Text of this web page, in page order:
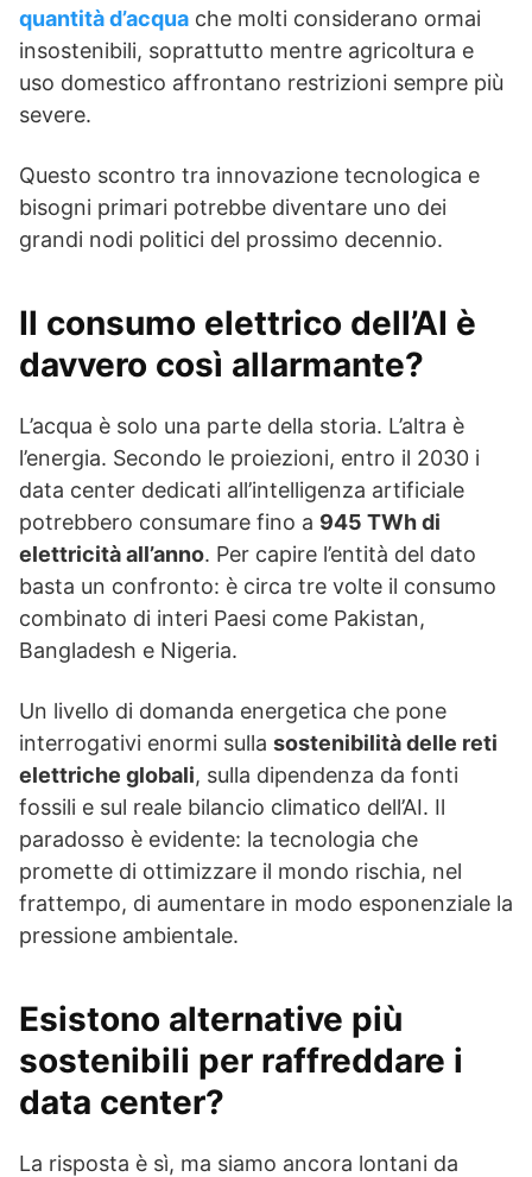
quantità d’acqua che molti considerano ormai
insostenibili, soprattutto mentre agricoltura e
uso domestico affrontano restrizioni sempre più
severe.
Questo scontro tra innovazione tecnologica e
bisogni primari potrebbe diventare uno dei
grandi nodi politici del prossimo decennio.
Il consumo elettrico dell’AI è
davvero così allarmante?
L’acqua è solo una parte della storia. L’altra è
l’energia. Secondo le proiezioni, entro il 2030 i
data center dedicati all’intelligenza artificiale
potrebbero consumare fino a 945 TWh di
elettricità all’anno. Per capire l’entità del dato
basta un confronto: è circa tre volte il consumo
combinato di interi Paesi come Pakistan,
Bangladesh e Nigeria.
Un livello di domanda energetica che pone
interrogativi enormi sulla sostenibilità delle reti
elettriche globali, sulla dipendenza da fonti
fossili e sul reale bilancio climatico dell’AI. Il
paradosso è evidente: la tecnologia che
promette di ottimizzare il mondo rischia, nel
frattempo, di aumentare in modo esponenziale la
pressione ambientale.
Esistono alternative più
sostenibili per raffreddare i
data center?
La risposta è sì, ma siamo ancora lontani da